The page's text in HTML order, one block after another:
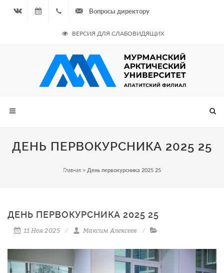
07.08.2026
- Чётная
неделя
964
687
Вопросы директору
ВЕРСИЯ ДЛЯ СЛАБОВИДЯЩИХ
ДЕНЬ ПЕРВОКУРСНИКА 2025 25
Главная » День первокурсника 2025 25
ДЕНЬ ПЕРВОКУРСНИКА 2025 25
11 Ноя 2025 Максим Алексеев